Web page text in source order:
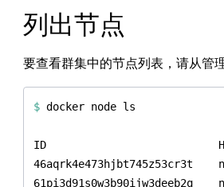
列出节点
要查看群集中的节点列表，请从管
$